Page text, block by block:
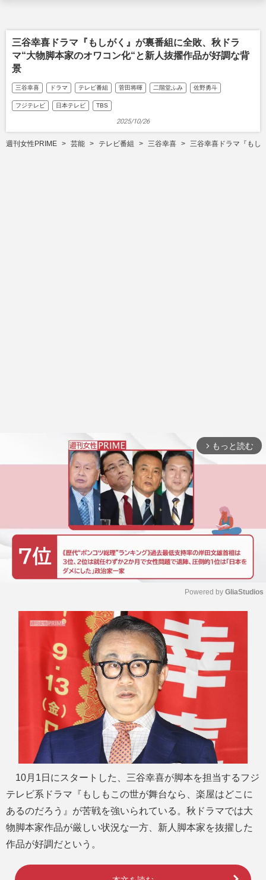
三谷幸喜ドラマ『もしがく』が裏番組に全敗、秋ドラ
マ“大物脚本家のオワコン化“と新人抜擢作品が好調な背
景
三谷幸喜 ドラマ テレビ番組 菅田将暉 二階堂ふみ 佐野勇斗
フジテレビ 日本テレビ TBS
2025/10/26
週刊女性PRIME 芸能 テレビ番組 三谷幸喜 三谷幸喜ドラマ『もし
arrow_forward_ios もっと読む
u
t
e
Powered by GliaStudios
10月1日にスタートした、三谷幸喜が脚本を担当するフジ
テレビ系ドラマ『もしもこの世が舞台なら、楽屋はどこに
あるのだろう』が苦戦を強いられている。秋ドラマでは大
物脚本家作品が厳しい状況な一方、新人脚本家を抜擢した
作品が好調だという。